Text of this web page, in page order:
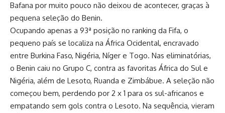
Bafana por muito pouco não deixou de acontecer, graças à
pequena seleção do Benin.
Ocupando apenas a 93ª posição no ranking da Fifa, o
pequeno país se localiza na África Ocidental, encravado
entre Burkina Faso, Nigéria, Níger e Togo. Nas eliminatórias,
o Benin caiu no Grupo C, contra as favoritas África do Sul e
Nigéria, além de Lesoto, Ruanda e Zimbábue. A seleção não
começou bem, perdendo por 2 x 1 para os sul-africanos e
empatando sem gols contra o Lesoto. Na sequência, vieram